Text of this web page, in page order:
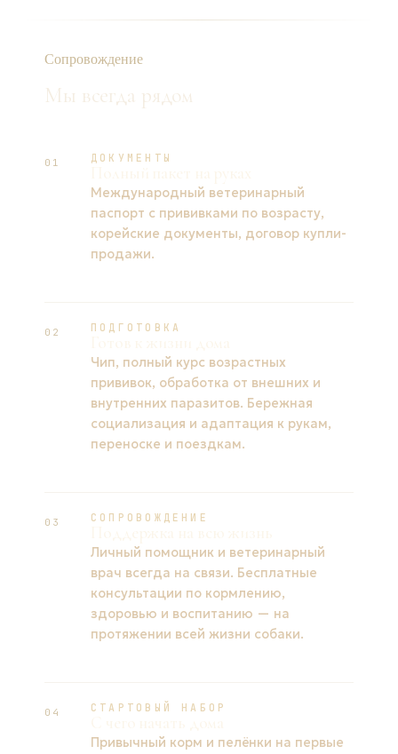
Сопровождение
Мы всегда рядом
01 ДОКУМЕНТЫ
Международный ветеринарный
паспорт с прививками по возрасту,
корейские документы, договор купли-
продажи.
02 ПОДГОТОВКА
Чип, полный курс возрастных
прививок, обработка от внешних и
внутренних паразитов. Бережная
социализация и адаптация к рукам,
переноске и поездкам.
03 СОПРОВОЖДЕНИЕ
Личный помощник и ветеринарный
врач всегда на связи. Бесплатные
консультации по кормлению,
здоровью и воспитанию — на
протяжении всей жизни собаки.
04 СТАРТОВЫЙ НАБОР
Привычный корм и пелёнки на первые